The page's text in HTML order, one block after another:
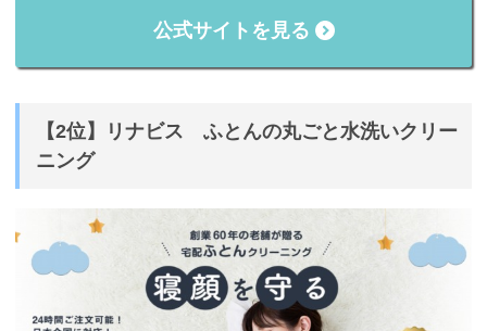
公式サイトを見る
【2位】リナビス ふとんの丸ごと水洗いクリー
ニング